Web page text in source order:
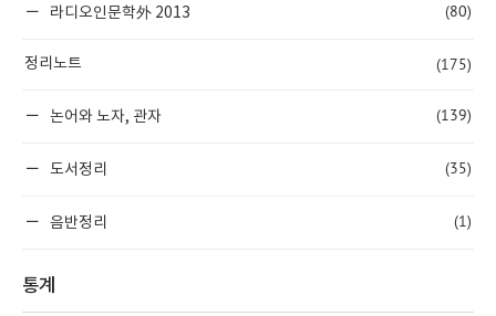
라디오인문학外 2013 (80)
정리노트 (175)
논어와 노자, 관자 (139)
도서정리 (35)
음반정리 (1)
통계